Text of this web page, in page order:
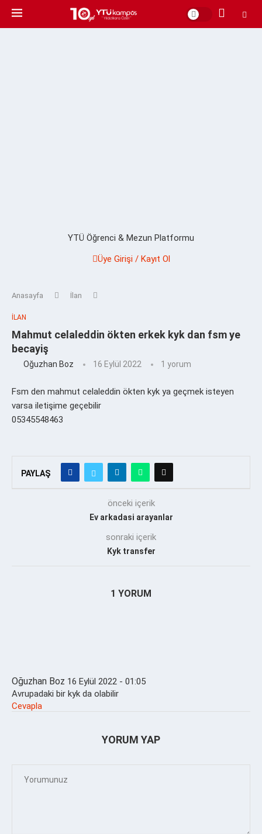
YTÜ Öğrenci & Mezun Platformu
Üye Girişi / Kayıt Ol
Anasayfa İlan
İLAN
Mahmut celaleddin ökten erkek kyk dan fsm ye
becayiş
Oğuzhan Boz 16 Eylül 2022 1 yorum
Fsm den mahmut celaleddin ökten kyk ya geçmek isteyen
varsa iletişime geçebilir
05345548463
PAYLAŞ
önceki içerik
Ev arkadasi arayanlar
sonraki içerik
Kyk transfer
1 YORUM
Oğuzhan Boz 16 Eylül 2022 - 01:05
Avrupadaki bir kyk da olabilir
Cevapla
YORUM YAP